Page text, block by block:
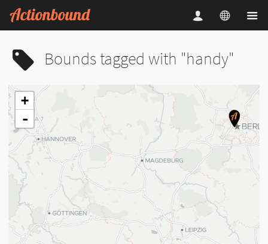
Bounds tagged with "handy"
+
-